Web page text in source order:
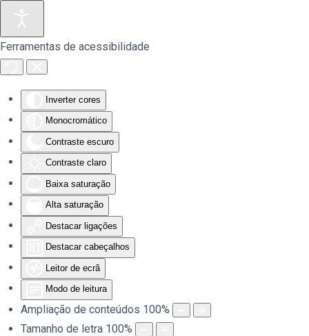
Ferramentas de acessibilidade
Inverter cores
Monocromático
Contraste escuro
Contraste claro
Baixa saturação
Alta saturação
Destacar ligações
Destacar cabeçalhos
Leitor de ecrã
Modo de leitura
Ampliação de conteúdos 100%
Tamanho de letra 100%
Saltar para o conteúdo principal